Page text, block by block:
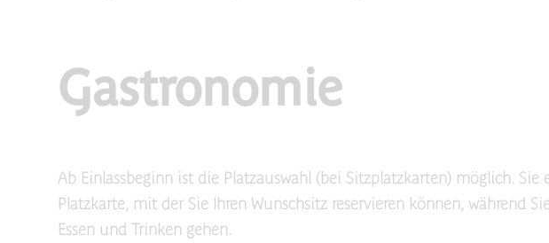
Gastronomie
Ab Einlassbeginn ist die Platzauswahl (bei Sitzplatzkarten) möglich. Sie
Platzkarte, mit der Sie Ihren Wunschsitz reservieren können, während
Essen und Trinken gehen.